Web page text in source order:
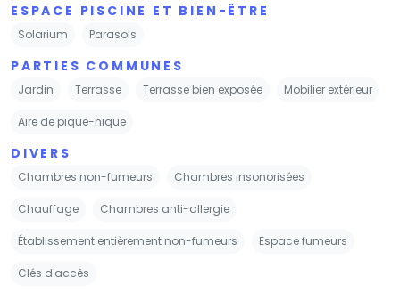
ESPACE PISCINE ET BIEN-ÊTRE
Solarium Parasols
PARTIES COMMUNES
Jardin Terrasse Terrasse bien exposée Mobilier extérieur
Aire de pique-nique
DIVERS
Chambres non-fumeurs Chambres insonorisées
Chauffage Chambres anti-allergie
Établissement entièrement non-fumeurs Espace fumeurs
Clés d'accès